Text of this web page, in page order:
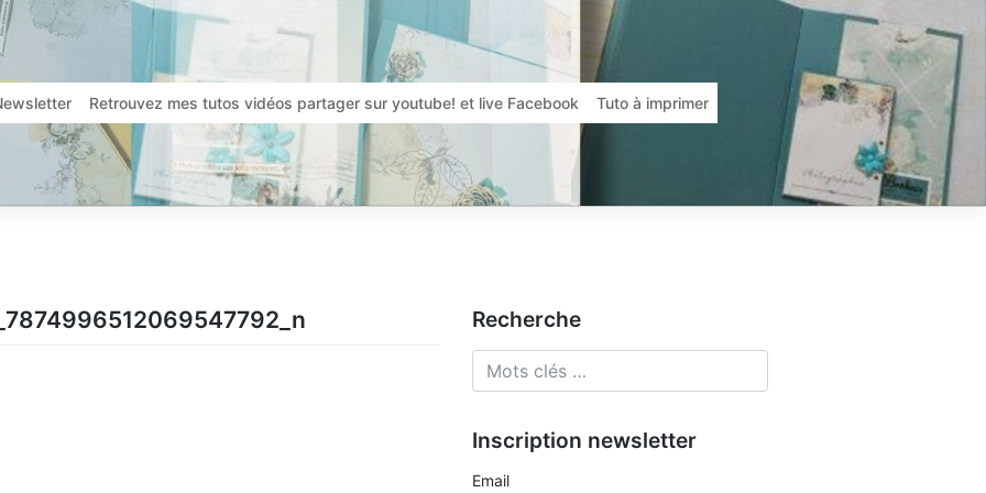
Retrouvez mes tutos vidéos partager sur youtube! et live Facebook Tuto à imprimer
Recherche
Inscription newsletter
Email